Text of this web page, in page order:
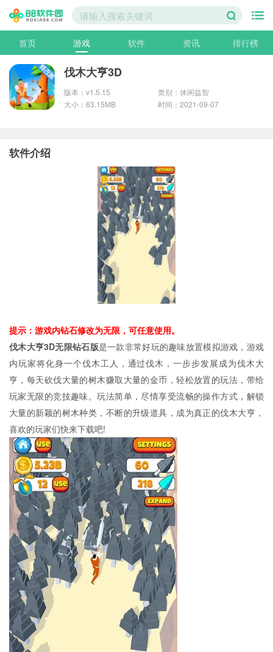
首页 游戏 软件 资讯 排行榜
伐木大亨3D
版本：v1.5.15
类别：休闲益智
大小：63.15MB
时间：2021-09-07
软件介绍
提示：游戏内钻石修改为无限，可任意使用。
伐木大亨3D无限钻石版是一款非常好玩的趣味放置模拟游戏，游戏
内玩家将化身一个伐木工人，通过伐木，一步步发展成为伐木大
亨，每天砍伐大量的树木赚取大量的金币，轻松放置的玩法，带给
玩家无限的竞技趣味。玩法简单，尽情享受流畅的操作方式，解锁
大量的新颖的树木种类，不断的升级道具，成为真正的伐木大亨，
喜欢的玩家们快来下载吧!